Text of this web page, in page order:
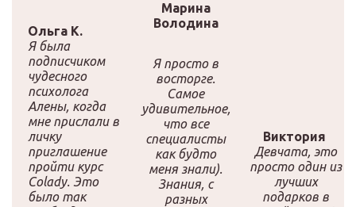
Ольга К.
Я была
подписчиком
чудесного
психолога
Алены, когда
мне прислали в
личку
приглашение
пройти курс
Colady. Это
было так
Марина
Володина
Я просто в
восторге.
Самое
удивительное,
что все
специалисты
как будто
меня знали).
Знания, с
разных
Виктория
Девчата, это
просто один из
лучших
подарков в